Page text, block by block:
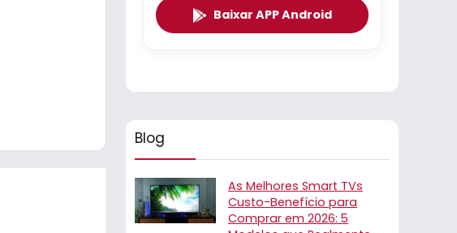
Baixar APP Android
Blog
As Melhores Smart TVs
Custo-Benefício para
Comprar em 2026: 5